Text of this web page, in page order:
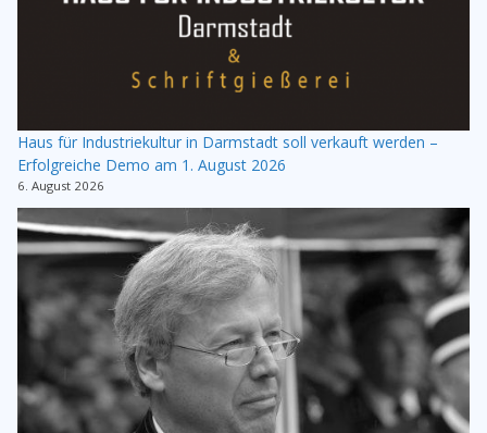
Haus für Industriekultur in Darmstadt soll verkauft werden –
Erfolgreiche Demo am 1. August 2026
6. August 2026